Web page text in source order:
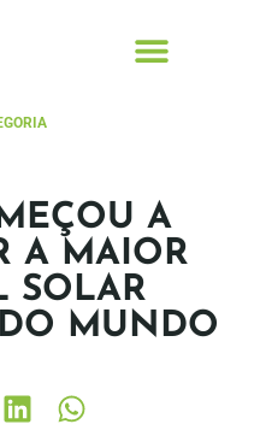
A
A MAIOR
SOLAR
MUNDO